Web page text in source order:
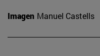
Imagen Manuel Castells